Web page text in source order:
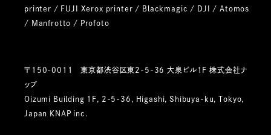
printer / FUJI Xerox printer / Blackmagic / DJI / Atomos
/ Manfrotto / Profoto
〒150-0011 東京都渋谷区東2-5-36 大泉ビル1F 株式会社ナ
ップ
Oizumi Building 1F, 2-5-36, Higashi, Shibuya-ku, Tokyo,
Japan KNAP inc.